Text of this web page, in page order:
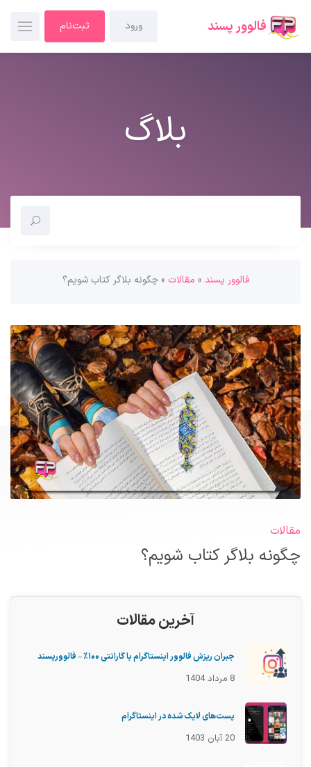
فالوور پسند ورود ثبت‌نام
بلاگ
فالوور پسند » مقالات »چگونه بلاگر کتاب شویم؟
مقالات
چگونه بلاگر کتاب شویم؟
آخرین مقالات
جبران ریزش فالوور اینستاگرام با گارانتی ۱۰۰٪ – فالوورپسند
8 مرداد 1404
پست‌های لایک شده در اینستاگرام
20 آبان 1403